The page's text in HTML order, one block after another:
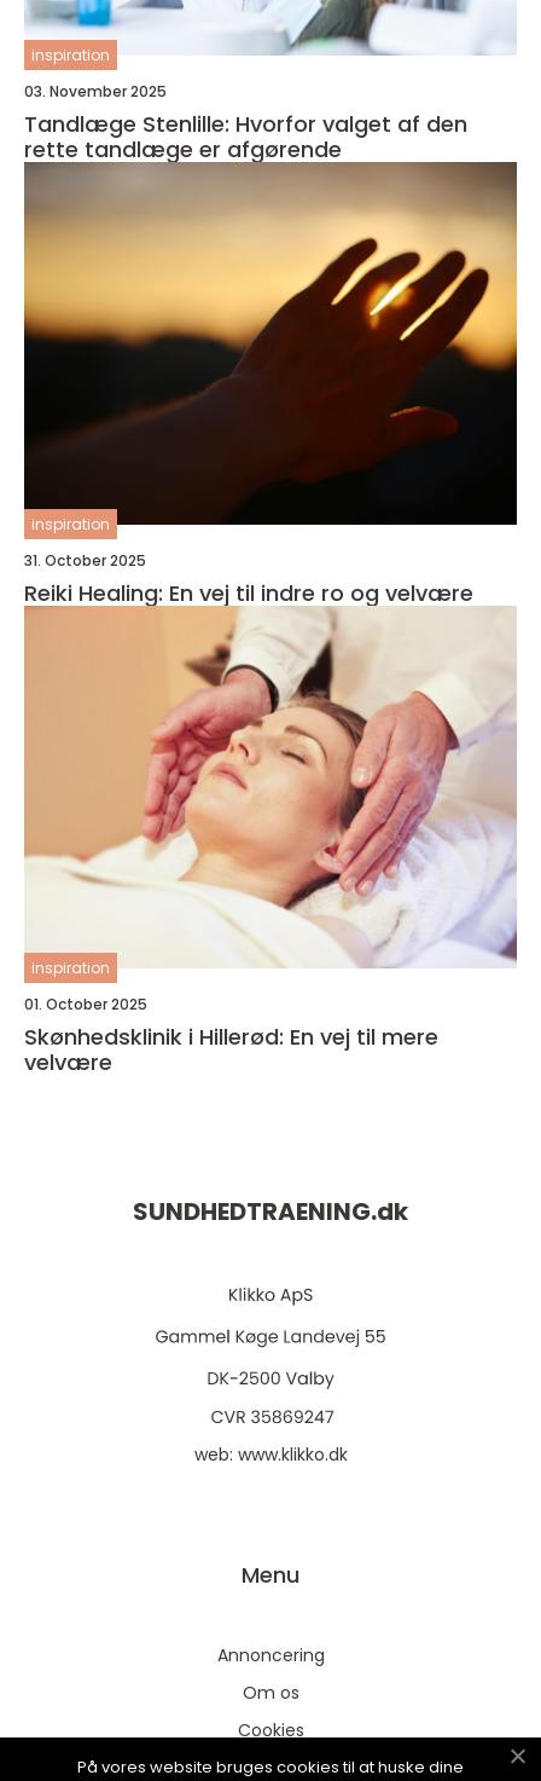
inspiration
03. November 2025
Tandlæge Stenlille: Hvorfor valget af den
rette tandlæge er afgørende
inspiration
31. October 2025
Reiki Healing: En vej til indre ro og velvære
inspiration
01. October 2025
Skønhedsklinik i Hillerød: En vej til mere
velvære
SUNDHEDTRAENING.dk
web: www.klikko.dk
Menu
Annoncering
Om os
Cookies
Kontakt os
På vores website bruges cookies til at huske dine